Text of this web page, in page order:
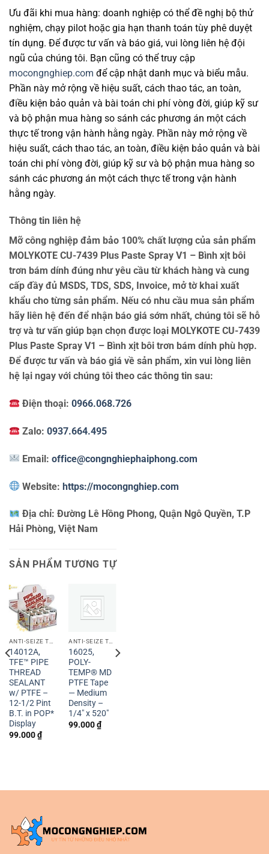
Ưu đãi khi mua hàng: doanh nghiệp có thể đề nghị bộ thử
nghiệm, chạy pilot hoặc gia hạn thanh toán tùy phê duyệt
tín dụng. Để được tư vấn và báo giá, vui lòng liên hệ đội
ngũ của chúng tôi. Bạn cũng có thể truy cập
mocongnghiep.com để cập nhật danh mục và biểu mẫu.
Phần này mở rộng về hiệu suất, cách thao tác, an toàn,
điều kiện bảo quản và bài toán chi phí vòng đời, giúp kỹ sư
và bộ phận mua hàng so sánh các phương án một cách
thực tế trong vận hành hằng ngày. Phần này mở rộng về
hiệu suất, cách thao tác, an toàn, điều kiện bảo quản và bài
toán chi phí vòng đời, giúp kỹ sư và bộ phận mua hàng so
sánh các phương án một cách thực tế trong vận hành
hằng ngày.
Thông tin liên hệ
Mỡ công nghiệp đảm bảo 100% chất lượng của sản phẩm
MOLYKOTE CU-7439 Plus Paste Spray V1 – Bình xịt bôi
trơn bám dính đúng như yêu cầu từ khách hàng và cung
cấp đầy đủ MSDS, TDS, SDS, Invoice, mở tờ khai xuất
khẩu cho từng sản phẩm. Nếu có nhu cầu mua sản phẩm
hãy liên hệ đến để nhận báo giá sớm nhất, chúng tôi sẽ hỗ
trợ và tư vấn giúp bạn chọn được loại MOLYKOTE CU-7439
Plus Paste Spray V1 – Bình xịt bôi trơn bám dính phù hợp.
Để được tư vấn và báo giá về sản phẩm, xin vui lòng liên
hệ lại ngay với chúng tôi theo các thông tin sau:
Điện thoại:0966.068.726
Zalo:0937.664.495
Email:office@congnghiephaiphong.com
Website:https://mocongnghiep.com
Địa chỉ:Đường Lê Hồng Phong, Quận Ngô Quyền, T.P
Hải Phòng, Việt Nam
SẢN PHẨM TƯƠNG TỰ
ANTI-SEIZE TECHNOLOGY
14012A,
TFE™ PIPE
THREAD
SEALANT
w/ PTFE –
12-1/2 Pint
B.T. in POP*
Display
99.000₫
ANTI-SEIZE TECHNOLOGY
16025,
POLY-
TEMP® MD
PTFE Tape
— Medium
Density –
1/4″ x 520″
99.000₫